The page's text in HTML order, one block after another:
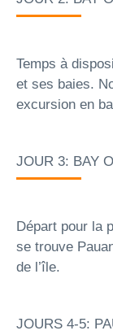
Temps à
et ses baies.
excursion en
JOUR 3: BAY
Départ pour la
se trouve
de l’île.
JOURS 4-5: